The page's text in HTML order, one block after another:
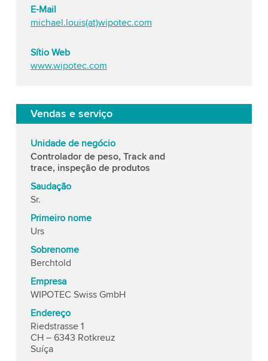
E-Mail
michael.louis(at)wipotec.com
Sítio Web
www.wipotec.com
Vendas e serviço
Unidade de negócio
Controlador de peso, Track and
trace, inspeção de produtos
Saudação
Sr.
Primeiro nome
Urs
Sobrenome
Berchtold
Empresa
WIPOTEC Swiss GmbH
Endereço
Riedstrasse 1
CH – 6343 Rotkreuz
Suíça